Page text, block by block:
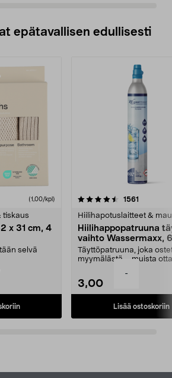
-
epätavallisen edullisesti
(1,00/kpl)
tiskaus
x 31 cm, 4
selvä
1561
Hiilihapotuslaitteet &
Hiilihappopatruuna
vaihto Wassermaxx,
Täyttöpatruuna, joka
myymälästä – muista
3,00
Lisää ostoskoriin
4.5viidestä